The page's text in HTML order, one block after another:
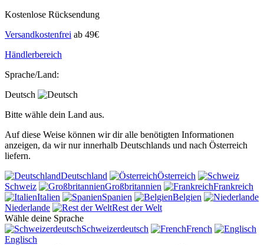
Kostenlose Rücksendung
Versandkostenfrei ab 49€
Händlerbereich
Sprache/Land:
Deutsch
Bitte wähle dein Land aus.
Auf diese Weise können wir dir alle benötigten Informationen
anzeigen, da wir nur innerhalb Deutschlands und nach Österreich
liefern.
Deutschland
Österreich
Schweiz
Großbritannien
Frankreich
Italien
Spanien
Belgien
Niederlande
Rest der Welt
Wähle deine Sprache
Schweizerdeutsch
French
Englisch